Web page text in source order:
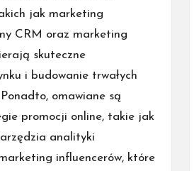
jak marketing
CRM oraz marketing
skuteczne
i budowanie trwałych
omawiane są
promocji online, takie jak
analityki
influencerów, które